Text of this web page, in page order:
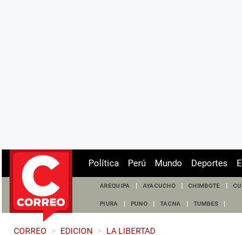
Política Perú Mundo Deportes
AREQUIPA AYACUCHO CHIMBOTE
PIURA PUNO TACNA TUMBES
CORREO > EDICION > LA LIBERTAD